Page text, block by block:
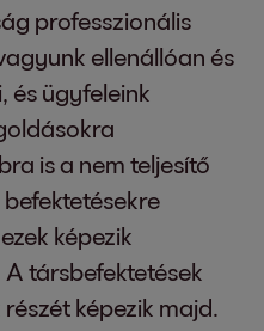
professzionális
ellenállóan és
és ügyfeleink
is a nem teljesítő
képezik
társbefektetések
képezik majd.